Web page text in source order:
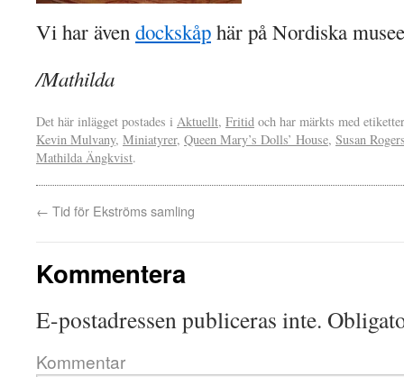
Vi har även dockskåp här på Nordiska
/Mathilda
Det här inlägget postades i Aktuellt, Fritid och har märkts med
Kevin Mulvany, Miniatyrer, Queen Mary’s Dolls’ House, Susan
Mathilda Ängkvist.
← Tid för Ekströms samling
Kommentera
E-postadressen publiceras inte.
Kommentar